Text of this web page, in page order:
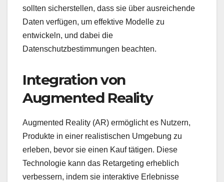
sollten sicherstellen, dass sie über ausreichende
Daten verfügen, um effektive Modelle zu
entwickeln, und dabei die
Datenschutzbestimmungen beachten.
Integration von
Augmented Reality
Augmented Reality (AR) ermöglicht es Nutzern,
Produkte in einer realistischen Umgebung zu
erleben, bevor sie einen Kauf tätigen. Diese
Technologie kann das Retargeting erheblich
verbessern, indem sie interaktive Erlebnisse